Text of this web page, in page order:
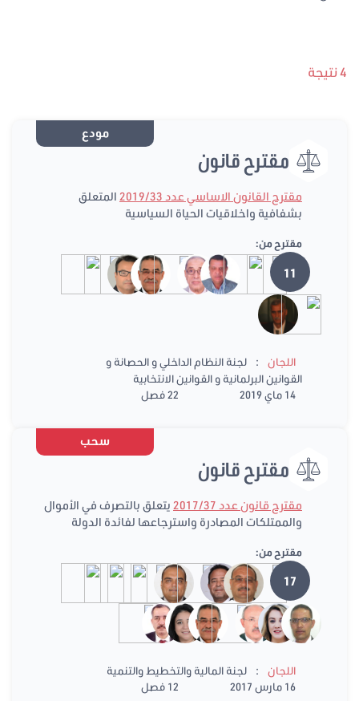
4 نتيجة
مودع
مقترح قانون
مقترح القانون الاساسي عدد 2019/33
المتعلق
بشفافية واخلاقيات الحياة السياسية
مقترح من:
11
اللجان :
لجنة النظام الداخلي و الحصانة و
القوانين البرلمانية و القوانين الانتخابية
14 ماي 2019
22 فصل
سحب
مقترح قانون
مقترح قانون عدد 2017/37
يتعلق بالتصرف في الأموال
والممتلكات المصادرة واسترجاعها لفائدة الدولة
مقترح من:
17
اللجان :
لجنة المالية والتخطيط والتنمية
16 مارس 2017
12 فصل